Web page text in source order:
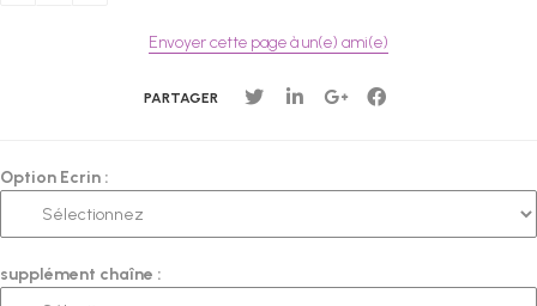
Envoyer cette page à un(e) ami(e)
PARTAGER
Option Ecrin :
supplément chaîne :